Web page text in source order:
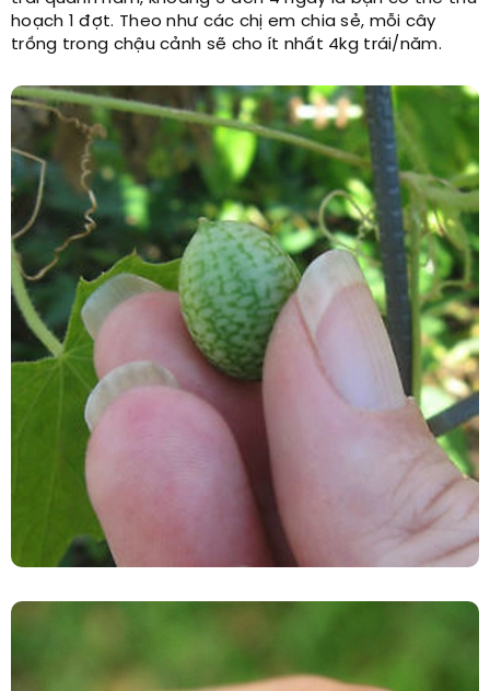
hoạch 1 đợt. Theo như các chị em chia sẻ, mỗi cây
trồng trong chậu cảnh sẽ cho ít nhất 4kg trái/năm.